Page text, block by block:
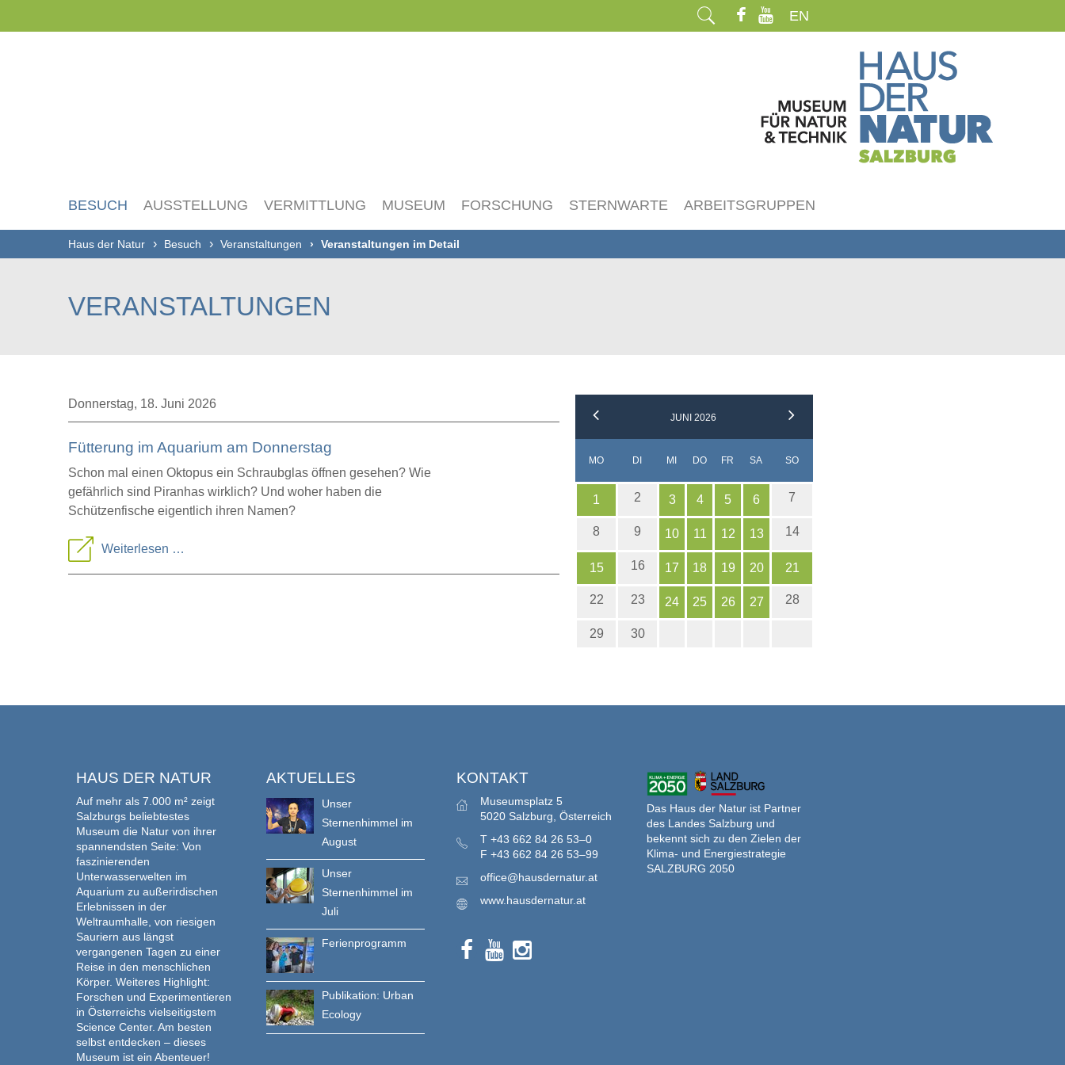
EN
BESUCH AUSSTELLUNG VERMITTLUNG MUSEUM FORSCHUNG STERNWARTE ARBEITSGRUPPEN
Haus der Natur Besuch Veranstaltungen Veranstaltungen im Detail
VERANSTALTUNGEN
Donnerstag, 18. Juni 2026
Fütterung im Aquarium am Donnerstag
Schon mal einen Oktopus ein Schraubglas öffnen gesehen? Wie
gefährlich sind Piranhas wirklich? Und woher haben die
Schützenfische eigentlich ihren Namen?
Weiterlesen …
im
JUNI 2026
MONTAG DI ENSTAG
MI TTWOCH
DONNERSTAG
FR EITAG
SAMSTAG
SONNTAG
1 2 3 4 5 6 7
8 9 10 11 12 13 14
15 16 17 18 19 20 21
22 23 24 25 26 27 28
29 30
HAUS DER NATUR
Auf mehr als 7.000 m² zeigt
Salzburgs beliebtestes
Museum die Natur von ihrer
spannendsten Seite: Von
faszinierenden
Unterwasserwelten im
Aquarium zu außerirdischen
Erlebnissen in der
Weltraumhalle, von riesigen
Sauriern aus längst
vergangenen Tagen zu einer
Reise in den menschlichen
Körper. Weiteres Highlight:
Forschen und Experimentieren
in Österreichs vielseitigstem
Science Center. Am besten
selbst entdecken – dieses
Museum ist ein Abenteuer!
AKTUELLES
Unser
Sternenhimmel im
August
Unser
Sternenhimmel im
Juli
Ferienprogramm
Publikation: Urban
Ecology
KONTAKT
Museumsplatz 5
5020 Salzburg, Österreich
T +43 662 84 26 53–0
F +43 662 84 26 53–99
office@hausdernatur.at
www.hausdernatur.at
Das Haus der Natur ist Partner
des Landes Salzburg und
bekennt sich zu den Zielen der
Klima- und Energiestrategie
SALZBURG 2050